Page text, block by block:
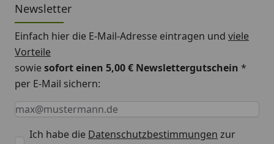
Newsletter
Einfach hier die E-Mail-Adresse eintragen und viele
Vorteile
sowiesofort einen 5,00 € Newslettergutschein *
per E-Mail sichern:
Keine Eingabe erforderlich
Eingabe erforderlich
E-Mail *
Ich habe die Datenschutzbestimmungen zur